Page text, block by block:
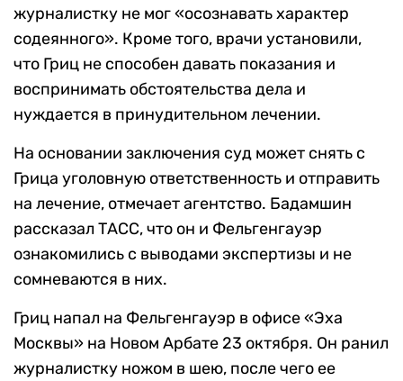
журналистку не мог «осознавать характер
содеянного». Кроме того, врачи установили,
что Гриц не способен давать показания и
воспринимать обстоятельства дела и
нуждается в принудительном лечении.
На основании заключения суд может снять с
Грица уголовную ответственность и отправить
на лечение, отмечает агентство. Бадамшин
рассказал ТАСС, что он и Фельгенгауэр
ознакомились с выводами экспертизы и не
сомневаются в них.
Гриц напал на Фельгенгауэр в офисе «Эха
Москвы» на Новом Арбате 23 октября. Он ранил
журналистку ножом в шею, после чего ее